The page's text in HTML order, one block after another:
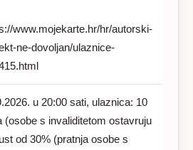
www.mojekarte.hr/hr/autorski-
ne-dovoljan/ulaznice-
u 20:00 sati, ulaznica: 10
(osobe s invaliditetom ostavruju
od 30% (pratnja osobe s